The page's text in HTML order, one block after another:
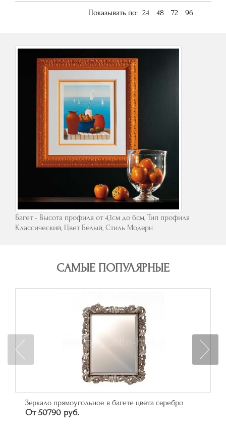
Показывать по: 24 48 72 96
Багет - Высота профиля от 4,1см до 6см, Тип профиля
Классический, Цвет Белый, Стиль Модерн
САМЫЕ ПОПУЛЯРНЫЕ
Зеркало прямоугольное в багете цвета серебро
От 50790 руб.